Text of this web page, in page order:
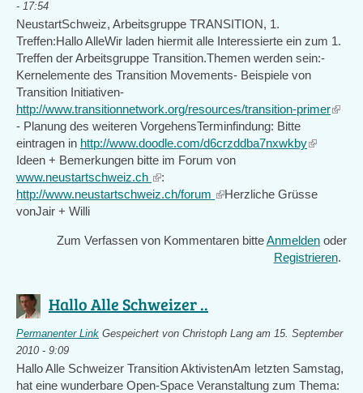
- 17:54
NeustartSchweiz, Arbeitsgruppe TRANSITION, 1.
Treffen:Hallo AlleWir laden hiermit alle Interessierte ein zum 1.
Treffen der Arbeitsgruppe Transition.Themen werden sein:-
Kernelemente des Transition Movements- Beispiele von
Transition Initiativen-
http://www.transitionnetwork.org/resources/transition-primer(link
- Planung des weiteren VorgehensTerminfindung: Bitte
eintragen in http://www.doodle.com/d6crzddba7nxwkby(link
Ideen + Bemerkungen bitte im Forum von
www.neustartschweiz.ch (link
is
:
http://www.neustartschweiz.ch/forum (linkHerzliche Grüsse
vonJair + Willi
Zum Verfassen von Kommentaren bitteAnmelden oder
Registrieren.
Hallo Alle Schweizer ..
Permanenter Link Gespeichert von Christoph Lang am 15. September
2010 - 9:09
Hallo Alle Schweizer Transition AktivistenAm letzten Samstag,
hat eine wunderbare Open-Space Veranstaltung zum Thema: